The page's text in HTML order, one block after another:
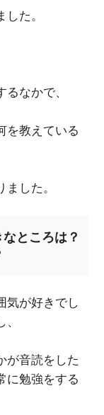
た。
なかで、
を教えている
した。
ところは？
気が好きでし
が音読をした
に勉強をする